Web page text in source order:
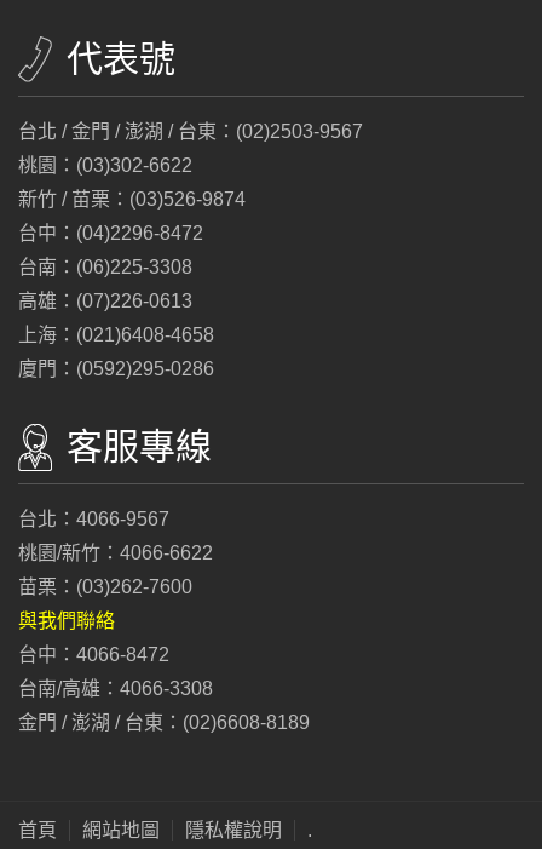
代表號
台北 / 金門 / 澎湖 / 台東：(02)2503-9567
桃園：(03)302-6622
新竹 / 苗栗：(03)526-9874
台中：(04)2296-8472
台南：(06)225-3308
高雄：(07)226-0613
上海：(021)6408-4658
廈門：(0592)295-0286
客服專線
台北：4066-9567
桃園/新竹：4066-6622
苗栗：(03)262-7600
與我們聯絡
台中：4066-8472
台南/高雄：4066-3308
金門 / 澎湖 / 台東：(02)6608-8189
首頁 網站地圖 隱私權說明 .